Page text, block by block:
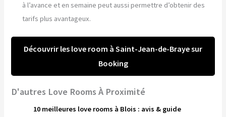
à l’avance et en semaine peut aussi permettre d’obtenir des
tarifs plus avantageux.
Découvrir les love room à Saint-Jean-de-Braye sur
Booking
D'autres Love Rooms À Proximité
10 meilleures love rooms à Blois : avis & guide